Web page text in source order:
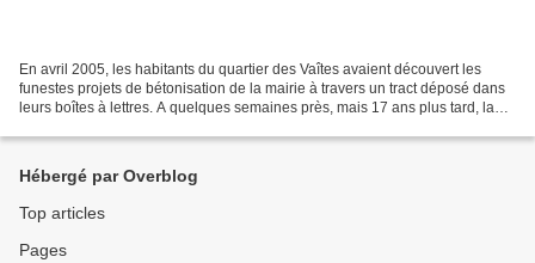
En avril 2005, les habitants du quartier des Vaîtes avaient découvert les
funestes projets de bétonisation de la mairie à travers un tract déposé dans
leurs boîtes à lettres. A quelques semaines près, mais 17 ans plus tard, la
Hébergé par Overblog
Top articles
Pages